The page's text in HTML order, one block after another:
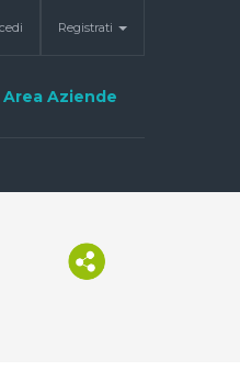
Registrati
Area Aziende